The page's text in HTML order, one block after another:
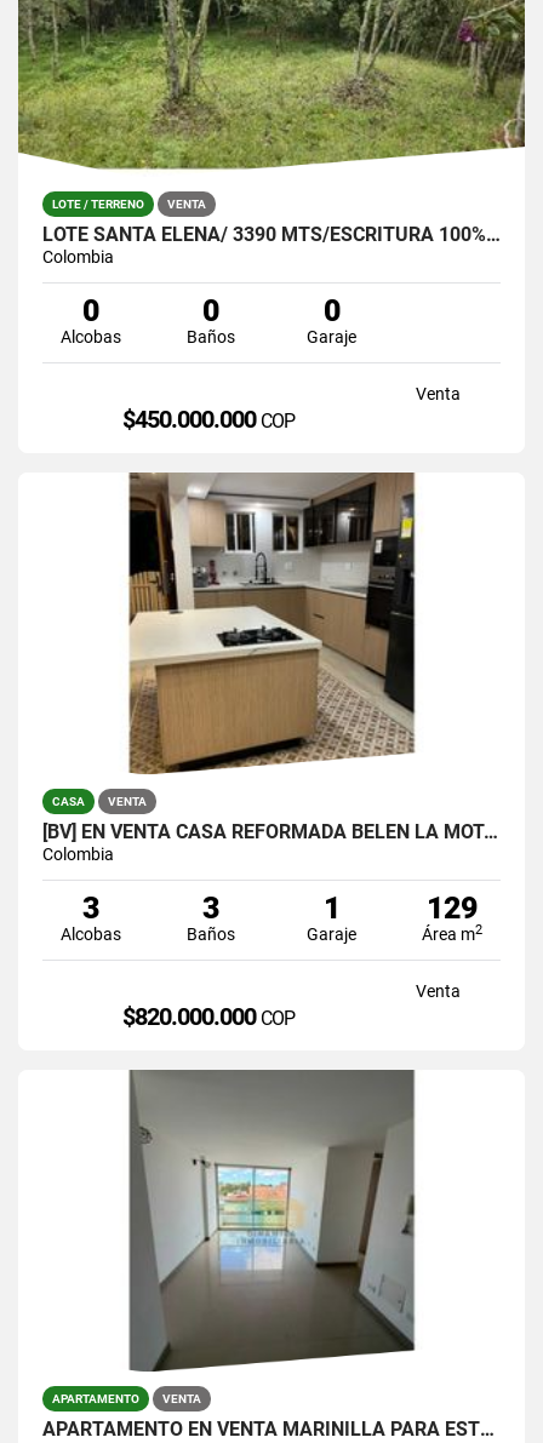
LOTE / TERRENO VENTA
LOTE SANTA ELENA/ 3390 MTS/ESCRITURA 100%- OPORTUNIDAD!
Colombia
0
Alcobas
0
Baños
0
Garaje
Venta
$450.000.000 COP
CASA VENTA
[BV] EN VENTA CASA REFORMADA BELÉN LA MOTA, MEDELLÍN, ANTIOQUIA
Colombia
3
Alcobas
3
Baños
1
Garaje
129
Área m2
Venta
$820.000.000 COP
APARTAMENTO VENTA
APARTAMENTO EN VENTA MARINILLA PARA ESTRENAR